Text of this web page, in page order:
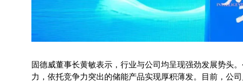
固德威董事长黄敏表示，行业与公司均呈现强劲发展势头
力，依托竞争力突出的储能产品实现厚积薄发。目前，公